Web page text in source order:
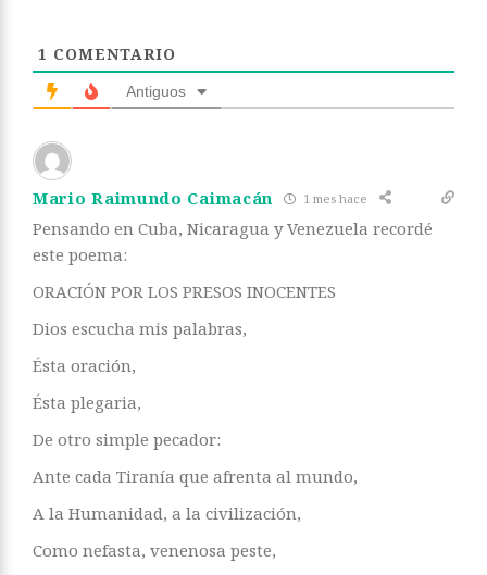
1 COMENTARIO
Antiguos
Mario Raimundo Caimacán 1 mes hace
Pensando en Cuba, Nicaragua y Venezuela recordé
este poema:
ORACIÓN POR LOS PRESOS INOCENTES
Dios escucha mis palabras,
Ésta oración,
Ésta plegaria,
De otro simple pecador:
Ante cada Tiranía que afrenta al mundo,
A la Humanidad, a la civilización,
Como nefasta, venenosa peste,